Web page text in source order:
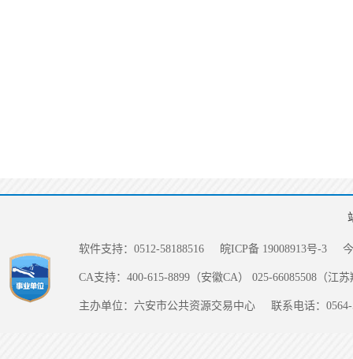
软件支持：0512-58188516 皖ICP备 19008913号-3
CA支持：400-615-8899（安徽CA） 025-66085508（江
主办单位：六安市公共资源交易中心 联系电话：0564-